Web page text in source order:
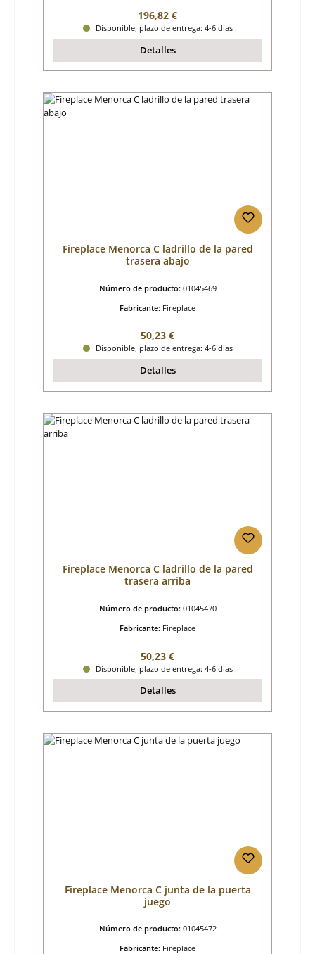
Precio normal:
196,82 €
Disponible, plazo de entrega: 4-6 días
Detalles
Fireplace Menorca C ladrillo de la pared
trasera abajo
Número de producto: 01045469
Fabricante: Fireplace
Precio normal:
50,23 €
Disponible, plazo de entrega: 4-6 días
Detalles
Fireplace Menorca C ladrillo de la pared
trasera arriba
Número de producto: 01045470
Fabricante: Fireplace
Precio normal:
50,23 €
Disponible, plazo de entrega: 4-6 días
Detalles
Fireplace Menorca C junta de la puerta
juego
Número de producto: 01045472
Fabricante: Fireplace